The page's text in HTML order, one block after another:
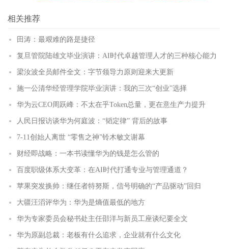
相关推荐
田涛：最艰难的路是捷径
复旦管院陆雄文毕业演讲：AI时代卓越管理人才的三种核心能力
梁汝波全员邮件全文：字节领导力原则迎来大更新
施一公清华经管理学院毕业演讲：我的三次“创业”选择
华为云CEO周跃峰：不太在乎Token总量，更在意生产力提升
人民日报访谈华为何庭波：“韬定律” 背后的故事
7-11创始人离世 “零售之神”铃木敏文谢幕
财经即战略：一本书读懂华为的钱是怎么管的
百度职级体系大变革：在AI时代打通专业与管理通道？
苹果突发换帅：继任者特努斯，信号明确的“产品驱动”回归
大疆汪滔评华为：华为是熵值最低的地方
华为专家委员会秘书处主任邵洋与新员工座谈纪要全文
华为原副总裁：老板有什么追求，企业就有什么文化